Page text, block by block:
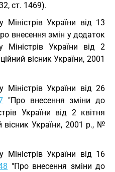
ст. 1469).
Міністрів України від 13
внесення змін у додаток
Міністрів України від 2
вісник України, 2001
Міністрів України від 26
"Про внесення зміни до
України від 2 квітня
України, 2001 р., №
Міністрів України від 16
"Про внесення зміни до